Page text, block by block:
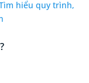
hiểu quy trình,